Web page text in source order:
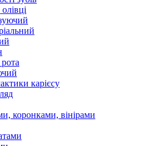
рота
карієсу
коронками, вінірами